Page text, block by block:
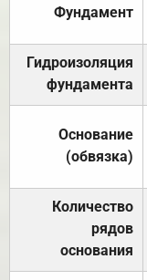
Фундамент
Гидроизоляция
фундамента
Основание
(обвязка)
Количество
рядов
основания